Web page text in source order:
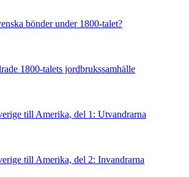
bönder under 1800-talet?
1800-talets jordbrukssamhälle
till Amerika, del 1: Utvandrarna
till Amerika, del 2: Invandrarna